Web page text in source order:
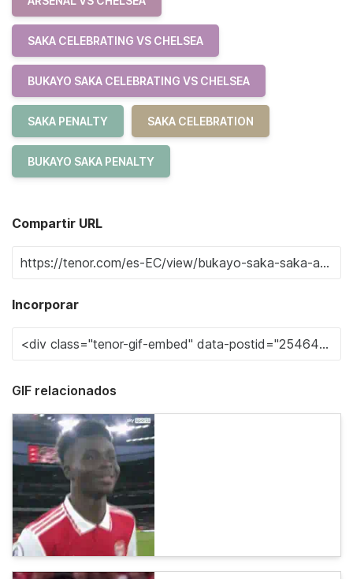
SAKA CELEBRATING VS CHELSEA
BUKAYO SAKA CELEBRATING VS CHELSEA
SAKA PENALTY SAKA CELEBRATION
BUKAYO SAKA PENALTY
Compartir URL
Incorporar
GIF relacionados